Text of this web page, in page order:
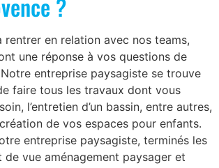
?
rentrer en relation avec nos teams,
une réponse à vos questions de
entreprise paysagiste se trouve
faire tous les travaux dont vous
l’entretien d’un bassin, entre autres,
de vos espaces pour enfants.
entreprise paysagiste, terminés les
de vue aménagement paysager et